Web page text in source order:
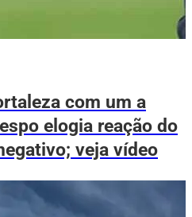
com um a
elogia reação do
veja vídeo